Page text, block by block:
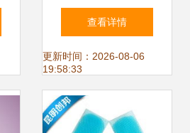
慕斯 口腔护理新体
验
查看详情
更新时间：2026-08-06
19:58:33